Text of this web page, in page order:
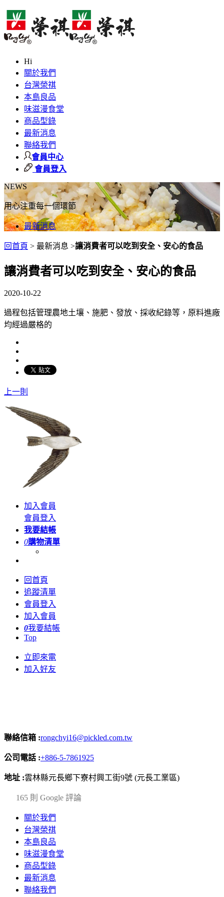
Hi
關於我們
台灣榮祺
本島良品
味滋漫食堂
商品型錄
最新消息
聯絡我們
會員中心
會員登入
NEWS
用心注重每一個環節
最新消息
回首頁 > 最新消息 >讓消費者可以吃到安全、安心的食品
讓消費者可以吃到安全、安心的食品
2020-10-22
過程包括管理農地土壤、施肥、發放、採收紀錄等，原料進廠
均經過嚴格的
上一則
加入會員
會員登入
我要結帳
0購物清單
回首頁
追蹤清單
會員登入
加入會員
0我要結帳
Top
立即來電
加入好友
聯絡信箱 :rongchyi16@pickled.com.tw
公司電話 :+886-5-7861925
地址 :雲林縣元長鄉下寮村興工街9號 (元長工業區)
165 則 Google 評論
關於我們
台灣榮祺
本島良品
味滋漫食堂
商品型錄
最新消息
聯絡我們